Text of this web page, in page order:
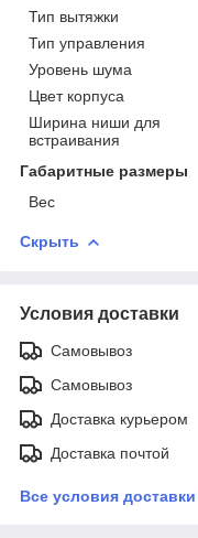
Тип вытяжки
Тип управления
Уровень шума
Цвет корпуса
Ширина ниши для
встраивания
Габаритные размеры
Вес
Скрыть
Условия доставки
Самовывоз
Самовывоз
Доставка курьером
Доставка почтой
Все условия доставки